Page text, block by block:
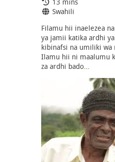
Language:
Swahili
Filamu hii inaelezea
ya jamii katika ardhi
kibinafsi na umiliki wa
Ilamu hii ni maalumu
za ardhi bado…